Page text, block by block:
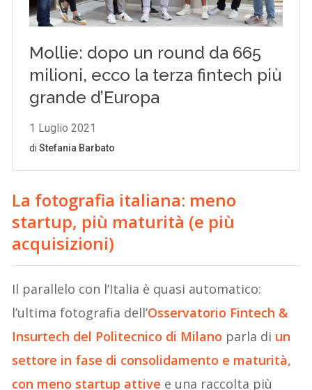
La fotografia italiana: meno
startup, più maturità (e più
acquisizioni)
Il parallelo con l’Italia è quasi automatico:
l’ultima fotografia dell’Osservatorio Fintech &
Insurtech del Politecnico di Milano parla di un
settore in fase di consolidamento e maturità,
con meno startup attive e una raccolta più